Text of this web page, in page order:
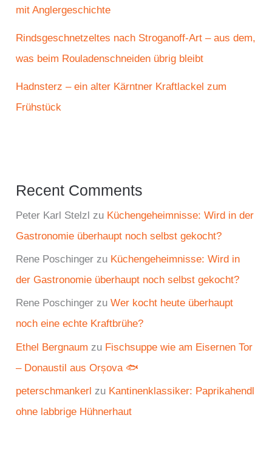
mit Anglergeschichte
Rindsgeschnetzeltes nach Stroganoff-Art – aus dem,
was beim Rouladenschneiden übrig bleibt
Hadnsterz – ein alter Kärntner Kraftlackel zum
Frühstück
Recent Comments
Peter Karl Stelzl zu Küchengeheimnisse: Wird in der
Gastronomie überhaupt noch selbst gekocht?
Rene Poschinger zu Küchengeheimnisse: Wird in
der Gastronomie überhaupt noch selbst gekocht?
Rene Poschinger zuWer kocht heute überhaupt
noch eine echte Kraftbrühe?
Ethel Bergnaum zu Fischsuppe wie am Eisernen Tor
– Donaustil aus Orșova 🐟
peterschmankerl zu Kantinenklassiker: Paprikahendl
ohne labbrige Hühnerhaut